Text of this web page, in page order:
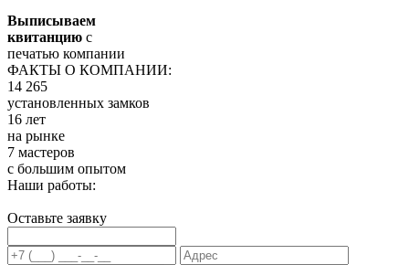
Выписываем
квитанцию с
печатью компании
ФАКТЫ О КОМПАНИИ:
14 265
установленных замков
16 лет
на рынке
7 мастеров
с большим опытом
Наши работы:
Оставьте заявку